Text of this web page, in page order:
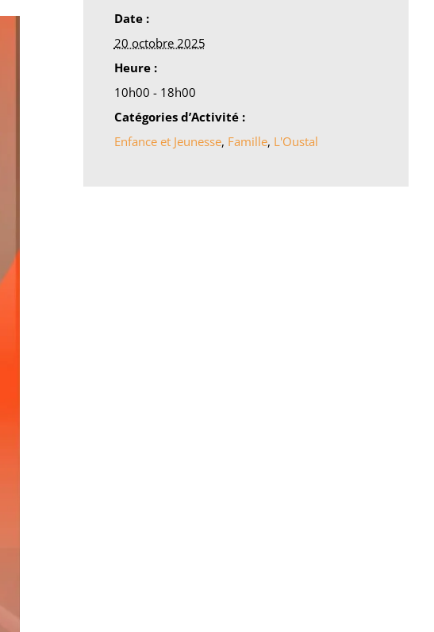
Date :
20 octobre 2025
Heure :
10h00 - 18h00
Catégories d’Activité :
Enfance et Jeunesse, Famille, L'Oustal